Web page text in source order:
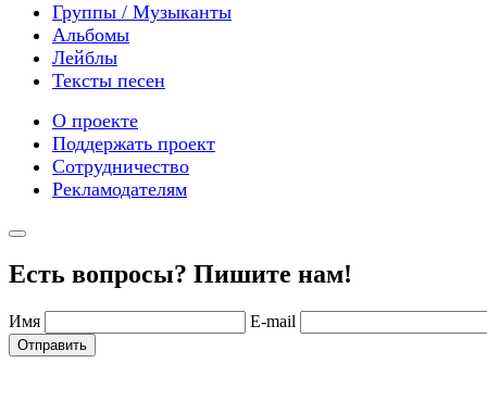
Группы / Музыканты
Альбомы
Лейблы
Тексты песен
О проекте
Поддержать проект
Сотрудничество
Рекламодателям
Есть вопросы? Пишите нам!
Имя E-mail